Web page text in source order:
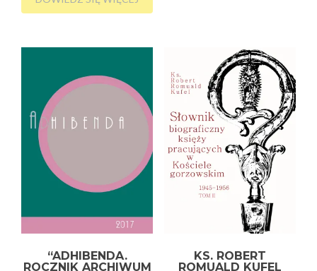
“ADHIBENDA.
ROCZNIK ARCHIWUM
KS. ROBERT
ROMUALD KUFEL